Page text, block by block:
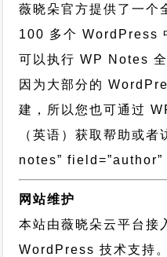
薇晓朵官方提供了一个
100 多个 WordPress
可以执行 WP Notes
因为大部分的
建，所以您也可通过
（英语）获取帮助或
notes” field=”author”
网站维护
本站由薇晓朵云平台接
WordPress 技术支持 。